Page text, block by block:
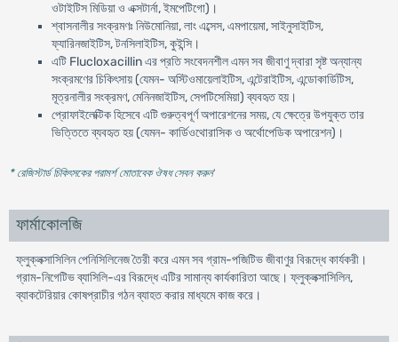
ওটাইটিস মিডিয়া ও এক্সটার্না, ইমপেটিগো)।
শ্বাসনালীর সংক্রমণঃ নিউমোনিয়া, লাং এব্সেস, এমপায়েমা, সাইনুসাইটিস,
ফ্যারিনজাইটিস, টনসিলাইটিস, কুইন্সি।
এটি Flucloxacillin এর প্রতি সংবেদনশীল এমন সব জীবাণু দ্বারা সৃষ্ট অন্যান্য
সংক্রমণের চিকিৎসায় (যেমন- অস্টিওমায়েলাইটিস, এন্টেরাইটিস, এন্ডোকার্ডিটিস,
মূত্রনালীর সংক্রমণ, মেনিনজাইটিস, সেপটিসেমিয়া) ব্যবহৃত হয়।
প্রোফাইলেক্টিক হিসেবে এটি গুরুত্বপূর্ণ অপারেশনের সময়, যে ক্ষেত্রে উপযুক্ত তার
ভিত্তিতে ব্যবহৃত হয় (যেমন- কার্ডিওথোরাসিক ও অর্থোপেডিক অপারেশন)।
* রেজিস্টার্ড চিকিৎসকের পরামর্শ মোতাবেক ঔষধ সেবন করুন'
ফার্মাকোলজি
ফ্লুক্লক্সাসিলিন পেনিসিলিনেজ তৈরী করে এমন সব গ্রাম-পজিটিভ জীবাণুর বিরূদ্ধে কার্যকরী।
গ্রাম-নিগেটিভ ব্যাসিলি-এর বিরূদ্ধে এটির সামান্য কার্যকারিতা আছে। ফ্লুক্লক্সাসিলিন,
ব্যাকটেরিয়ার কোষপ্রাচীর গঠন ব্যাহত করার মাধ্যমে কাজ করে।